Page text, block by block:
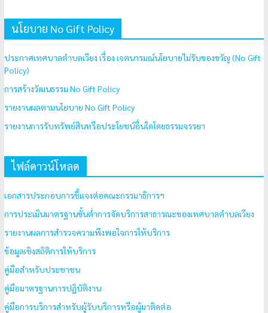
นโยบาย No Gift Policy
ประกาศเทศบาลตำบลเวียง เรื่อง เจตนารมณ์นโยบายไม่รับของขวัญ (No Gift
Policy)
การสร้างวัฒนธรรม No Gift Policy
รายงานผลตามนโยบาย No Gift Policy
รายงานการรับทรัพย์สินหรือประโยชน์อื่นใดโดยธรรมจรรยา
ไฟล์ดาวน์โหลด
เอกสารประกอบการชี้แจงต่อคณะกรรมาธิการฯ
การประเมินมาตรฐานขั้นต่ำการจัดบริการสาธารณะของเทศบาลตำบลเวียง
รายงานผลการสำรวจความพึงพอใจการให้บริการ
ข้อมูลเชิงสถิติการให้บริการ
คู่มือสำหรับประชาชน
คู่มือมาตรฐานการปฏิบัติงาน
คู่มือการบริการสำหรับผู้รับบริการหรือผู้มาติดต่อ